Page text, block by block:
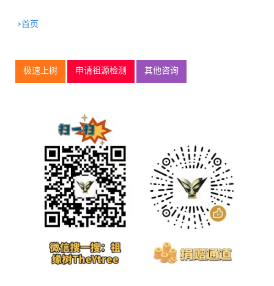
>首页
极速上树 申请祖源检测 其他咨询